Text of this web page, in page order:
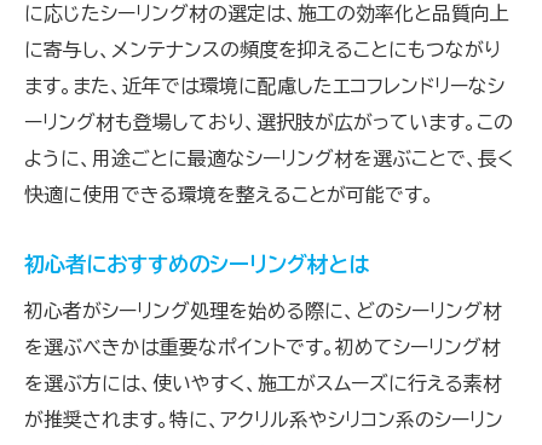
に応じたシーリング材の選定は、施工の効率化と品質向上
に寄与し、メンテナンスの頻度を抑えることにもつながり
ます。また、近年では環境に配慮したエコフレンドリーなシ
ーリング材も登場しており、選択肢が広がっています。この
ように、用途ごとに最適なシーリング材を選ぶことで、長く
快適に使用できる環境を整えることが可能です。
初心者におすすめのシーリング材とは
初心者がシーリング処理を始める際に、どのシーリング材
を選ぶべきかは重要なポイントです。初めてシーリング材
を選ぶ方には、使いやすく、施工がスムーズに行える素材
が推奨されます。特に、アクリル系やシリコン系のシーリン